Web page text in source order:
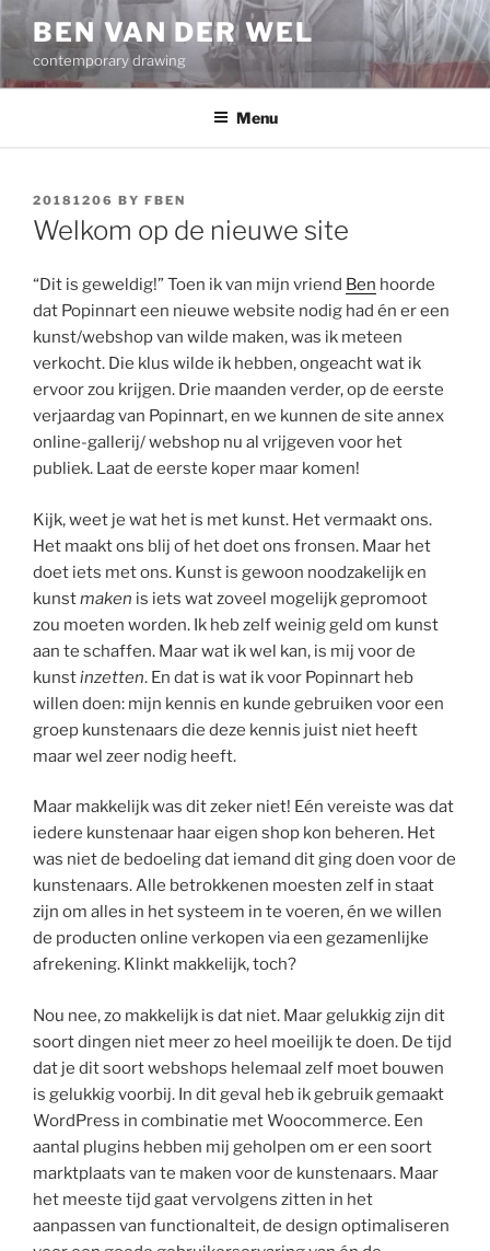
Skip
to
content
BEN VAN DER WEL
contemporary drawing
Menu
POSTED
ON
20181206 BY FBEN
Welkom op de nieuwe site
“Dit is geweldig!” Toen ik van mijn vriend Ben hoorde
dat Popinnart een nieuwe website nodig had én er een
kunst/webshop van wilde maken, was ik meteen
verkocht. Die klus wilde ik hebben, ongeacht wat ik
ervoor zou krijgen. Drie maanden verder, op de eerste
verjaardag van Popinnart, en we kunnen de site annex
online-gallerij/ webshop nu al vrijgeven voor het
publiek. Laat de eerste koper maar komen!
Kijk, weet je wat het is met kunst. Het vermaakt ons.
Het maakt ons blij of het doet ons fronsen. Maar het
doet iets met ons. Kunst is gewoon noodzakelijk en
kunstmaken is iets wat zoveel mogelijk gepromoot
zou moeten worden. Ik heb zelf weinig geld om kunst
aan te schaffen. Maar wat ik wel kan, is mij voor de
kunstinzetten. En dat is wat ik voor Popinnart heb
willen doen: mijn kennis en kunde gebruiken voor een
groep kunstenaars die deze kennis juist niet heeft
maar wel zeer nodig heeft.
Maar makkelijk was dit zeker niet! Eén vereiste was dat
iedere kunstenaar haar eigen shop kon beheren. Het
was niet de bedoeling dat iemand dit ging doen voor de
kunstenaars. Alle betrokkenen moesten zelf in staat
zijn om alles in het systeem in te voeren, én we willen
de producten online verkopen via een gezamenlijke
afrekening. Klinkt makkelijk, toch?
Nou nee, zo makkelijk is dat niet. Maar gelukkig zijn dit
soort dingen niet meer zo heel moeilijk te doen. De tijd
dat je dit soort webshops helemaal zelf moet bouwen
is gelukkig voorbij. In dit geval heb ik gebruik gemaakt
WordPress in combinatie met Woocommerce. Een
aantal plugins hebben mij geholpen om er een soort
marktplaats van te maken voor de kunstenaars. Maar
het meeste tijd gaat vervolgens zitten in het
aanpassen van functionalteit, de design optimaliseren